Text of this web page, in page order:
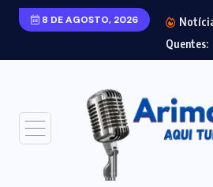
8 DE AGOSTO, 2026
Quentes: